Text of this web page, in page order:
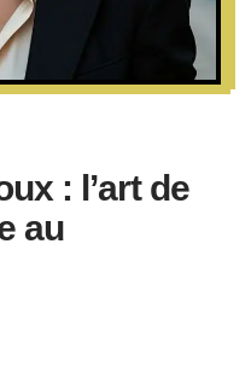
: l’art de
au